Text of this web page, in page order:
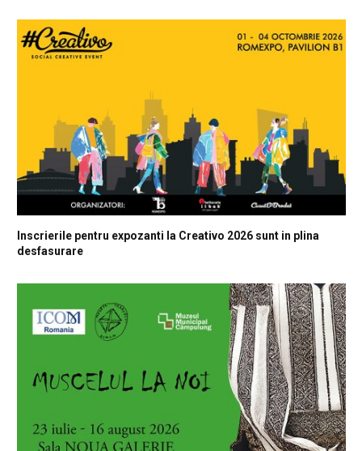
Inscrierile pentru expozanti la Creativo 2026 sunt in plina
desfasurare